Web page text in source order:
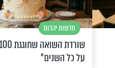
חדשות יהדות
על כל השנים"